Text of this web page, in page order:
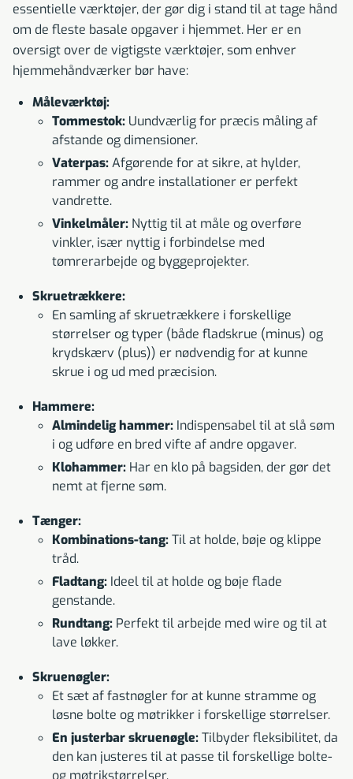
essentielle værktøjer, der gør dig i stand til at tage hånd
om de fleste basale opgaver i hjemmet. Her er en
oversigt over de vigtigste værktøjer, som enhver
hjemmehåndværker bør have:
Måleværktøj:
Tommestok: Uundværlig for præcis måling af
afstande og dimensioner.
Vaterpas:Afgørende for at sikre, at hylder,
rammer og andre installationer er perfekt
vandrette.
Vinkelmåler: Nyttig til at måle og overføre
vinkler, især nyttig i forbindelse med
tømrerarbejde og byggeprojekter.
Skruetrækkere:
En samling af skruetrækkere i forskellige
størrelser og typer (både fladskrue (minus) og
krydskærv (plus)) er nødvendig for at kunne
skrue i og ud med præcision.
Hammere:
Almindelig hammer: Indispensabel til at slå søm
i og udføre en bred vifte af andre opgaver.
Klohammer: Har en klo på bagsiden, der gør det
nemt at fjerne søm.
Tænger:
Kombinations-tang:Til at holde, bøje og klippe
tråd.
Fladtang: Ideel til at holde og bøje flade
genstande.
Rundtang: Perfekt til arbejde med wire og til at
lave løkker.
Skruenøgler:
Et sæt af fastnøgler for at kunne stramme og
løsne bolte og møtrikker i forskellige størrelser.
En justerbar skruenøgle:Tilbyder fleksibilitet, da
den kan justeres til at passe til forskellige bolte-
og møtrikstørrelser.